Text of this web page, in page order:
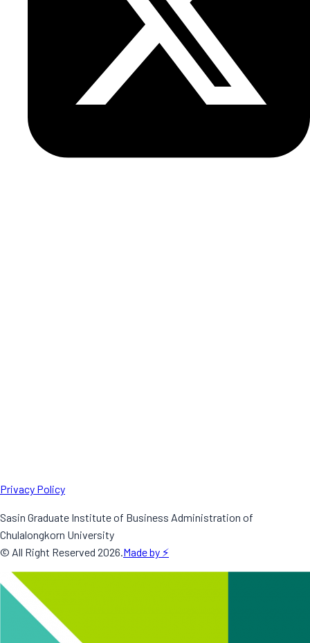
Privacy Policy
Sasin Graduate Institute of Business Administration of
Chulalongkorn University
© All Right Reserved 2026 Made by ⚡️